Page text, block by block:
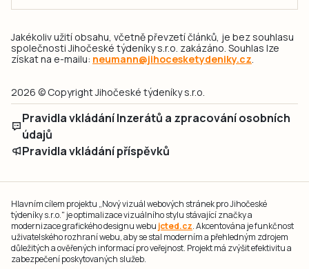
Jakékoliv užití obsahu, včetně převzetí článků, je bez souhlasu
společnosti Jihočeské týdeníky s.r.o. zakázáno. Souhlas lze
získat na e-mailu: neumann@jihocesketydeniky.cz
2026 © Copyright Jihočeské týdeníky s.r.o.
Pravidla vkládání Inzerátů a zpracování osobních
údajů
Pravidla vkládání příspěvků
Hlavním cílem projektu „Nový vizuál webových stránek pro Jihočeské
týdeníky s.r.o." je optimalizace vizuálního stylu stávající značky a
modernizace grafického designu webu jcted.cz. Akcentována je funkčnost
uživatelského rozhraní webu, aby se stal moderním a přehledným zdrojem
důležitých a ověřených informací pro veřejnost. Projekt má zvýšit efektivitu a
zabezpečení poskytovaných služeb.